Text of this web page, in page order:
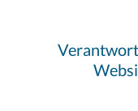
Kreuzfahrten